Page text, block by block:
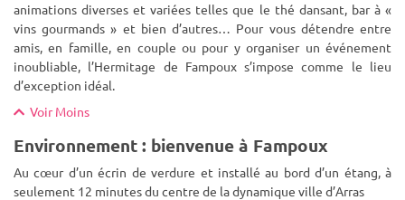
animations diverses et variées telles que le thé dansant, bar à «
vins gourmands » et bien d’autres… Pour vous détendre entre
amis, en famille, en couple ou pour y organiser un événement
inoubliable, l’Hermitage de Fampoux s’impose comme le lieu
d’exception idéal.
Voir Moins
Environnement : bienvenue à Fampoux
Au cœur d’un écrin de verdure et installé au bord d’un étang, à
seulement 12 minutes du centre de la dynamique ville d’Arras